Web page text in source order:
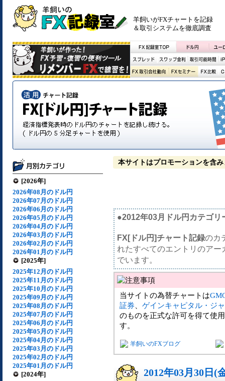
羊飼いがFXチャートを記録
＆取引システムを徹底調査
[2026年]
2026年08月のドル円
2026年07月のドル円
2026年06月のドル円
2026年05月のドル円
2026年04月のドル円
2026年03月のドル円
2026年02月のドル円
2026年01月のドル円
[2025年]
2025年12月のドル円
2025年11月のドル円
2025年10月のドル円
2025年09月のドル円
2025年08月のドル円
2025年07月のドル円
2025年06月のドル円
2025年05月のドル円
2025年04月のドル円
2025年03月のドル円
2025年02月のドル円
2025年01月のドル円
[2024年]
本サイトはプロモーションを含み
●2012年03月ドル円カテゴリ
FX[ドル円]チャート記録のカ
れたすべてのエントリのア
でいます。
当サイトの為替チャートは
証券
ゲインキャピタル・ジ
のものを正式な許可を得て使
す。
羊飼いのFXブログ
2012年03月30日(